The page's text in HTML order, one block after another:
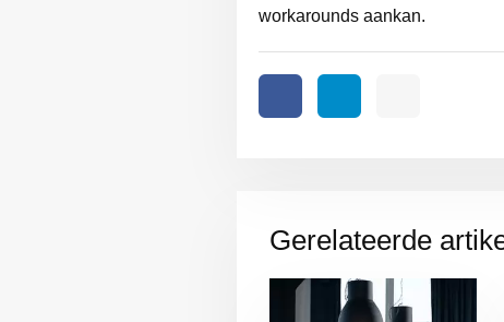
workarounds aankan.
Gerelateerde